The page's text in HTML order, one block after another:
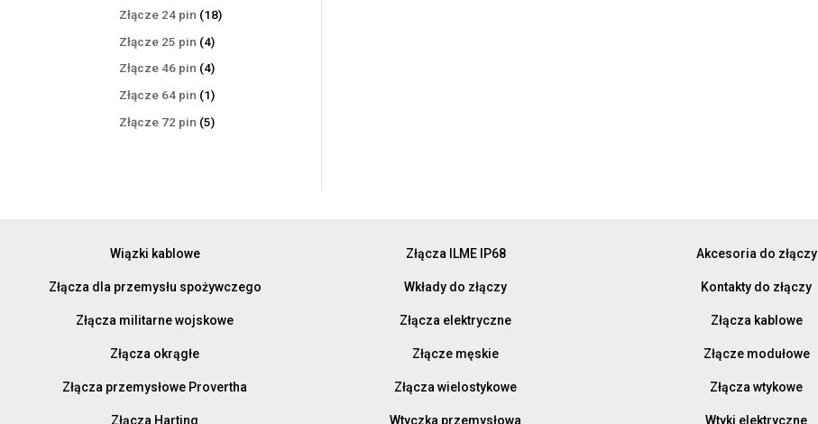
produkty
Złącze 24 pin 1818
Złącze 25 pin 44
produkty
Złącze 46 pin 44
produkty
Złącze 64 pin 11
produkt
Złącze 72 pin 55
Wiązki kablowe
Złącza dla przemysłu spożywczego
Złącza militarne wojskowe
Złącza okrągłe
Złącza przemysłowe Provertha
Złącza Harting
Złącza ILME IP68
Wkłady do złączy
Złącza elektryczne
Złącze męskie
Złącza wielostykowe
Wtyczka przemysłowa
Akcesoria do złączy
Kontakty do złączy
Złącza kablowe
Złącze modułowe
Złącza wtykowe
Wtyki elektryczne